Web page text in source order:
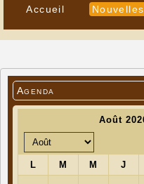
Accueil Nouvelles
Agenda